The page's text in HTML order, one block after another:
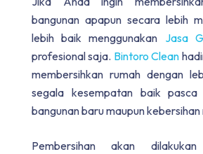
bangunan apapun secara lebih
lebih baik menggunakan Jasa
profesional saja. Bintoro Clean
membersihkan rumah dengan
segala kesempatan baik pasca
bangunan baru maupun kebersihan
Pembersihan akan